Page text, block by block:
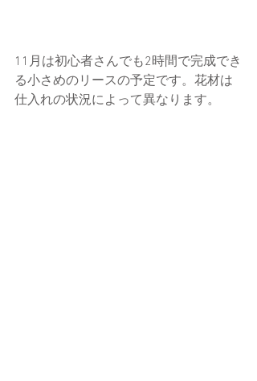
11月は初心者さんでも2時間で完成でき
る小さめのリースの予定です。花材は
仕入れの状況によって異なります。